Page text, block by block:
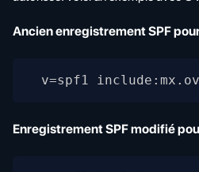
Ancien enregistrement SPF
v=spf1
Enregistrement SPF modifié